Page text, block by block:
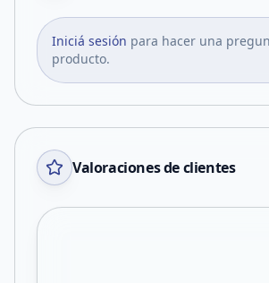
Iniciá sesión para hacer una
producto.
Valoraciones de clientes